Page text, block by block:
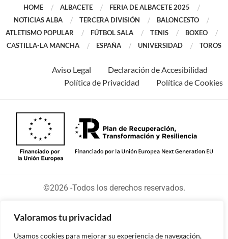
Valoramos tu privacidad
Usamos cookies para mejorar su experiencia de navegación,
HOME ALBACETE
FERIA DE ALBACETE 2025
NOTICIAS ALBA
TERCERA DIVISIÓN
BALONCESTO
ATLETISMO POPULAR
FÚTBOL SALA TENIS
BOXEO
CASTILLA-LA MANCHA
ESPAÑA UNIVERSIDAD TOROS
Aviso Legal
Declaración de Accesibilidad
Política de Privacidad
Política de Cookies
©2026 -Todos los derechos reservados.